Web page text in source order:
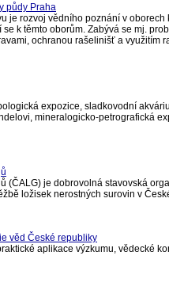
půdy Praha
je rozvoj vědního poznání v
k těmto oborům. Zabývá se mj.
ochranou rašelinišť a využitím
expozice, sladkovodní
mineralogicko-petrografická
(ČALG) je dobrovolná stavovská
ložisek nerostných surovin v
věd České republiky
aplikace výzkumu, vědecké